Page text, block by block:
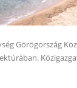
Görögország